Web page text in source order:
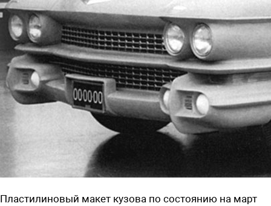
Пластилиновый макет кузова по состоянию на март